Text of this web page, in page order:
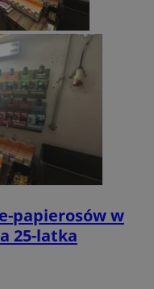
papierosów w
25-latka